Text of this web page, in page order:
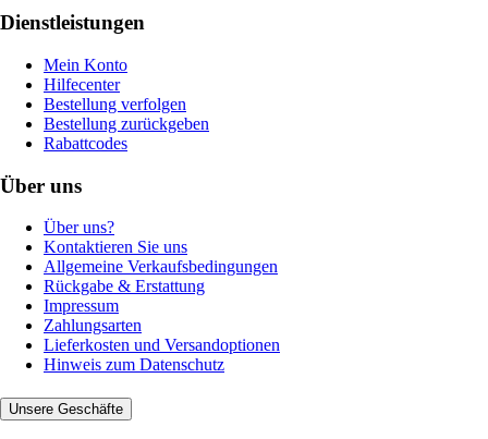
Dienstleistungen
Mein Konto
Hilfecenter
Bestellung verfolgen
Bestellung zurückgeben
Rabattcodes
Über uns
Über uns?
Kontaktieren Sie uns
Allgemeine Verkaufsbedingungen
Rückgabe & Erstattung
Impressum
Zahlungsarten
Lieferkosten und Versandoptionen
Hinweis zum Datenschutz
Unsere Geschäfte